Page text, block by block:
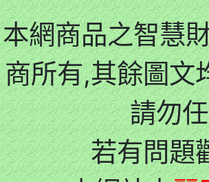
本網商品之智慧
商所有,其餘圖文
請勿
若有問題